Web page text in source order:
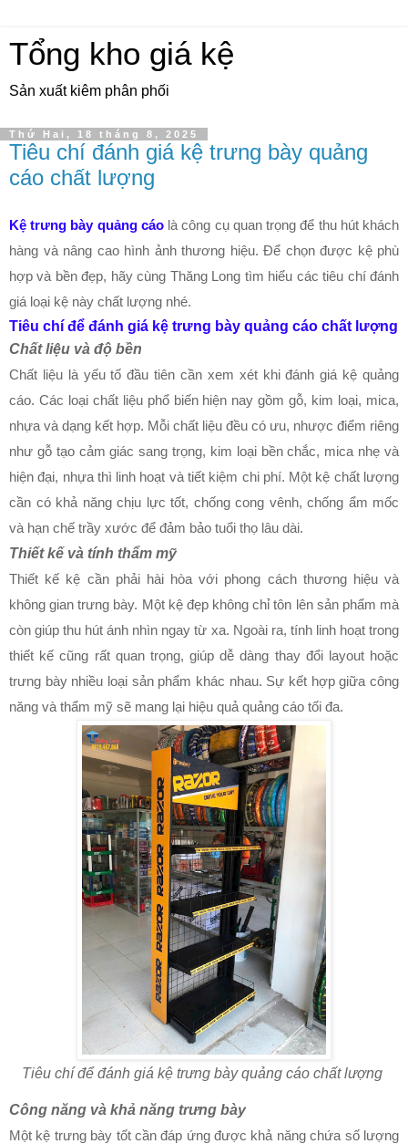
Tổng kho giá kệ
Sản xuất kiêm phân phối
Thứ Hai, 18 tháng 8, 2025
Tiêu chí đánh giá kệ trưng bày quảng
cáo chất lượng
Kệ trưng bày quảng cáo là công cụ quan trọng để thu hút khách
hàng và nâng cao hình ảnh thương hiệu. Để chọn được kệ phù
hợp và bền đẹp, hãy cùng Thăng Long tìm hiểu các tiêu chí đánh
giá loại kệ này chất lượng nhé.
Tiêu chí để đánh giá kệ trưng bày quảng cáo chất lượng
Chất liệu và độ bền
Chất liệu là yếu tố đầu tiên cần xem xét khi đánh giá kệ quảng
cáo. Các loại chất liệu phổ biến hiện nay gồm gỗ, kim loại, mica,
nhựa và dạng kết hợp. Mỗi chất liệu đều có ưu, nhược điểm riêng
như gỗ tạo cảm giác sang trọng, kim loại bền chắc, mica nhẹ và
hiện đại, nhựa thì linh hoạt và tiết kiệm chi phí. Một kệ chất lượng
cần có khả năng chịu lực tốt, chống cong vênh, chống ẩm mốc
và hạn chế trầy xước để đảm bảo tuổi thọ lâu dài.
Thiết kế và tính thẩm mỹ
Thiết kế kệ cần phải hài hòa với phong cách thương hiệu và
không gian trưng bày. Một kệ đẹp không chỉ tôn lên sản phẩm mà
còn giúp thu hút ánh nhìn ngay từ xa. Ngoài ra, tính linh hoạt trong
thiết kế cũng rất quan trọng, giúp dễ dàng thay đổi layout hoặc
trưng bày nhiều loại sản phẩm khác nhau. Sự kết hợp giữa công
năng và thẩm mỹ sẽ mang lại hiệu quả quảng cáo tối đa.
Tiêu chí để đánh giá kệ trưng bày quảng cáo chất lượng
Công năng và khả năng trưng bày
Một kệ trưng bày tốt cần đáp ứng được khả năng chứa số lượng